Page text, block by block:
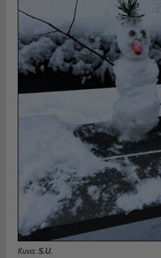
Kuva:S.U.